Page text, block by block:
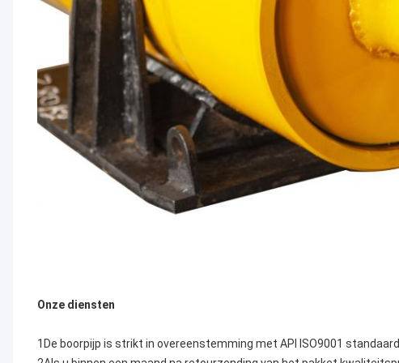
Onze diensten
1De boorpijp is strikt in overeenstemming met API ISO9001 standaard